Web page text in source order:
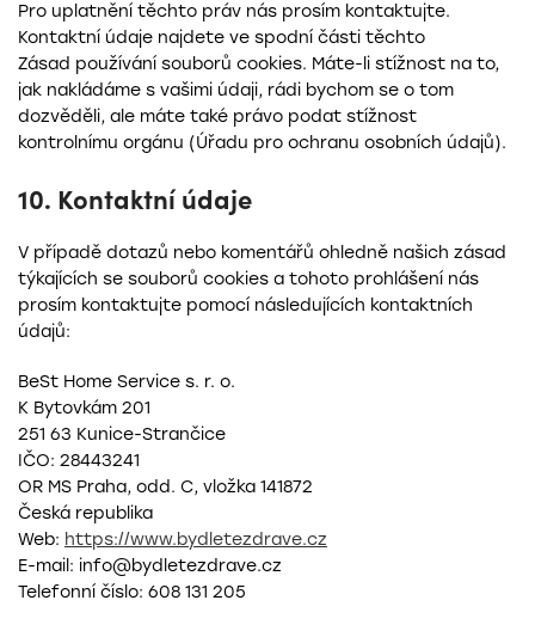
Pro uplatnění těchto práv nás prosím kontaktujte.
Kontaktní údaje najdete ve spodní části těchto
Zásad používání souborů cookies. Máte-li stížnost na to,
jak nakládáme s vašimi údaji, rádi bychom se o tom
dozvěděli, ale máte také právo podat stížnost
kontrolnímu orgánu (Úřadu pro ochranu osobních údajů).
10. Kontaktní údaje
V případě dotazů nebo komentářů ohledně našich zásad
týkajících se souborů cookies a tohoto prohlášení nás
prosím kontaktujte pomocí následujících kontaktních
údajů:
BeSt Home Service s. r. o.
K Bytovkám 201
251 63 Kunice-Strančice
IČO: 28443241
OR MS Praha, odd. C, vložka 141872
Česká republika
Web: https://www.bydletezdrave.cz
E-mail: info@bydletezdrave.cz
Telefonní číslo: 608 131 205